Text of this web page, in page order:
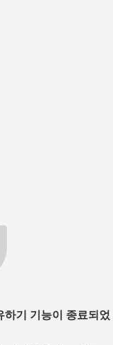
기 기능이 종료되었